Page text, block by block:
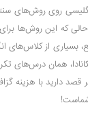
روی روش‌های
حالی که این روش‌ها
بسیاری از
همان درس‌های
قصد دارید با هزینه
شماست!